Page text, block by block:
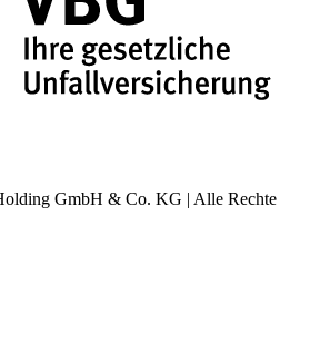
GmbH & Co. KG | Alle Rechte